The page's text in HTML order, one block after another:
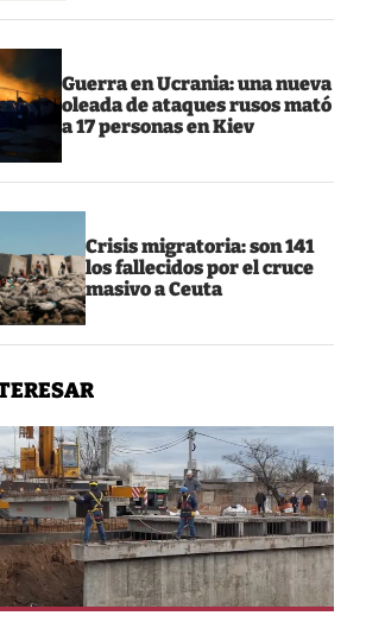
Guerra en Ucrania: una nueva
oleada de ataques rusos mató
a 17 personas en Kiev
Crisis migratoria: son 141
los fallecidos por el cruce
masivo a Ceuta